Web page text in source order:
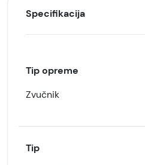
Specifikacija
Tip opreme
Zvučnik
Tip